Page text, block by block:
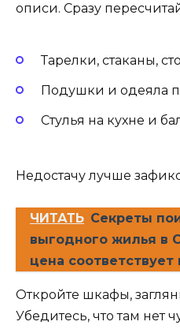
описи. Сразу
Тарелки, стаканы,
Подушки и одеяла
Стулья на кухне и
Недостачу лучше
ЧИТАТЬ Секреты
выгодного жилья в
цена соответствует
Откройте шкафы,
Убедитесь, что там нет